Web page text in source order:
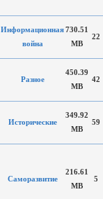
Информационная
война
730.51
MB
22
Разное
450.39
MB
42
Исторические
349.92
MB
59
Саморазвитие
216.61
MB
5